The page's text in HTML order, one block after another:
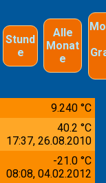
Stund
e
Alle
Monat
e
9.240 °C
40.2 °C
17:37, 26.08.2010
-21.0 °C
08:08, 04.02.2012